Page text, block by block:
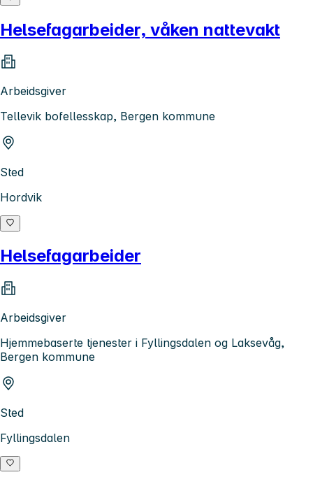
Helsefagarbeider, våken nattevakt
Arbeidsgiver
Tellevik bofellesskap, Bergen kommune
Sted
Hordvik
Helsefagarbeider
Arbeidsgiver
Hjemmebaserte tjenester i Fyllingsdalen og Laksevåg,
Bergen kommune
Sted
Fyllingsdalen